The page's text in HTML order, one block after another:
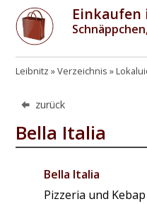
Leibnitz Verzeichnis
zurück
Bella Italia
Bella Italia
Pizzeria und